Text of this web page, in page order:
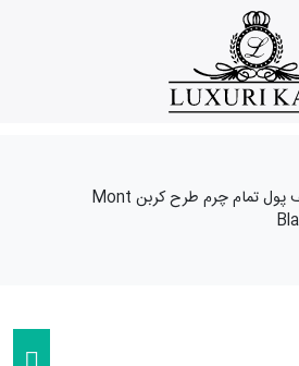
کیف پول تمام چرم طرح کربن Mont